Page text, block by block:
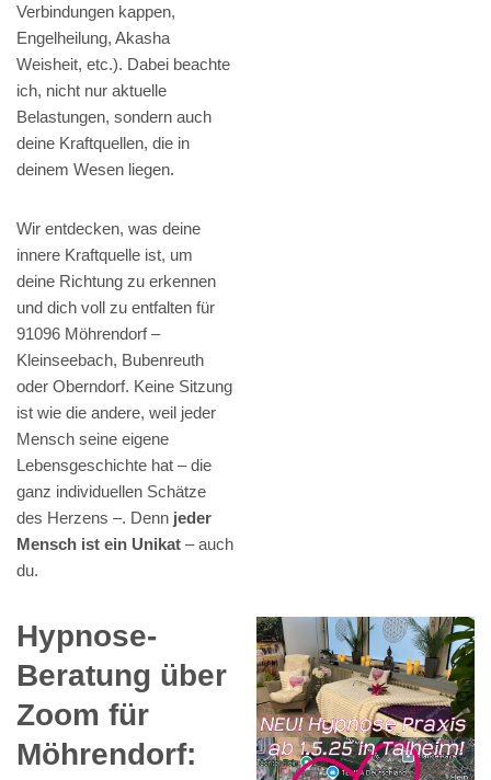
Verbindungen kappen,
Engelheilung, Akasha
Weisheit, etc.). Dabei beachte
ich, nicht nur aktuelle
Belastungen, sondern auch
deine Kraftquellen, die in
deinem Wesen liegen.
Wir entdecken, was deine
innere Kraftquelle ist, um
deine Richtung zu erkennen
und dich voll zu entfalten für
91096 Möhrendorf –
Kleinseebach, Bubenreuth
oder Oberndorf. Keine Sitzung
ist wie die andere, weil jeder
Mensch seine eigene
Lebensgeschichte hat – die
ganz individuellen Schätze
des Herzens –. Denn jeder
Mensch ist ein Unikat – auch
du.
Hypnose-
Beratung über
Zoom für
Möhrendorf: